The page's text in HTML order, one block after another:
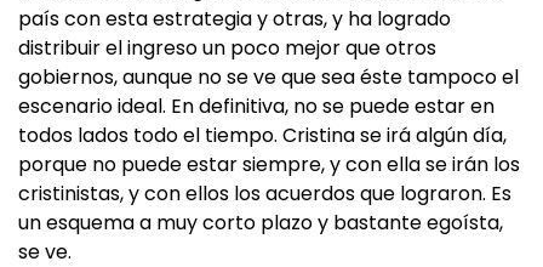
país con esta estrategia y otras, y ha logrado
distribuir el ingreso un poco mejor que otros
gobiernos, aunque no se ve que sea éste tampoco el
escenario ideal. En definitiva, no se puede estar en
todos lados todo el tiempo. Cristina se irá algún día,
porque no puede estar siempre, y con ella se irán los
cristinistas, y con ellos los acuerdos que lograron. Es
un esquema a muy corto plazo y bastante egoísta,
se ve.